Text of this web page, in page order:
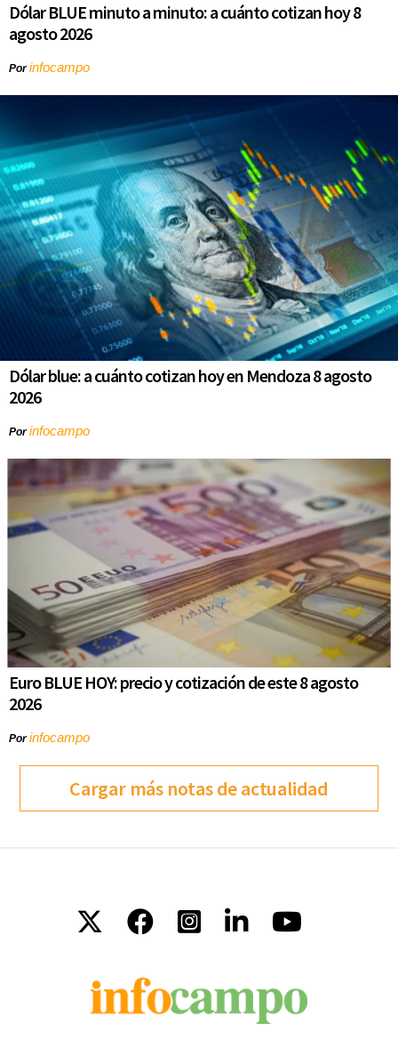
Dólar BLUE minuto a minuto: a cuánto cotizan hoy 8
agosto 2026
Porinfocampo
Dólar blue: a cuánto cotizan hoy en Mendoza 8 agosto
2026
Porinfocampo
Euro BLUE HOY: precio y cotización de este 8 agosto
2026
Porinfocampo
Cargar más notas de actualidad